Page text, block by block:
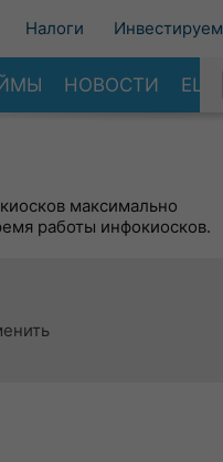
Налоги Инвестируем
НОВОСТИ ЕЩЕ
максимально
работы инфокиосков.